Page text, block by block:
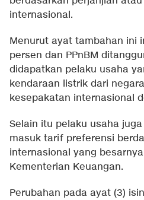
internasional.
Menurut ayat tambahan ini
persen dan PPnBM
didapatkan pelaku usaha
kendaraan listrik dari
kesepakatan internasional
Selain itu pelaku usaha
masuk tarif preferensi
internasional yang
Kementerian Keuangan.
Perubahan pada ayat (3)